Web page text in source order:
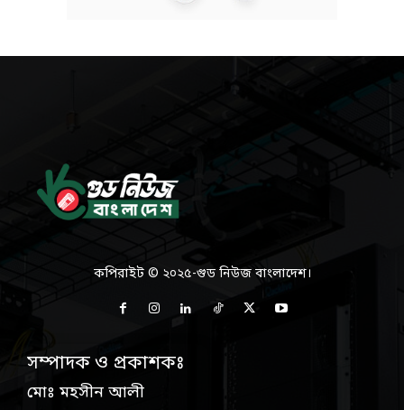
কপিরাইট © ২০২৫-গুড নিউজ বাংলাদেশ।
সম্পাদক ও প্রকাশকঃ
মোঃ মহসীন আলী